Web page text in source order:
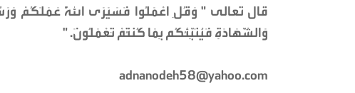
قال تعالى " وَقُلِ اعْمَلُوا فَسَيَرَى اللَّهُ عَمَلَكُمْ
وَالشَّهَادَةِ فَيُنَبِّئُكُم بِمَا كُنتُمْ تَعْمَلُونَ. "
adnanodeh58@yahoo.com